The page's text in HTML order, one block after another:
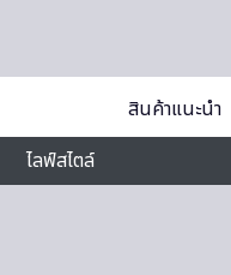
สินค้าแนะนำ
ไลฟ์สไตล์